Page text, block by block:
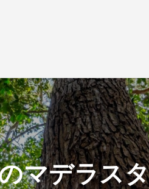
げ
加
工
済
み
商
品）
の
マデラス